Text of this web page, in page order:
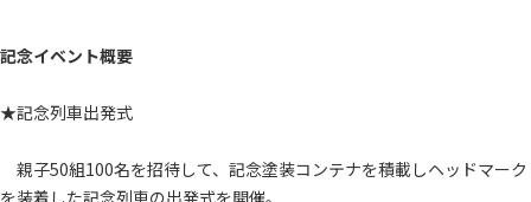
記念イベント概要
★記念列車出発式
親子50組100名を招待して、記念塗装コンテナを積載しヘッドマーク